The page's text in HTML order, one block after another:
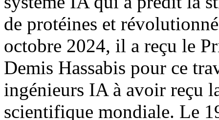
de protéines et
octobre 2024, il a reçu le
Demis Hassabis pour ce
ingénieurs IA à avoir reçu
scientifique mondiale. Le